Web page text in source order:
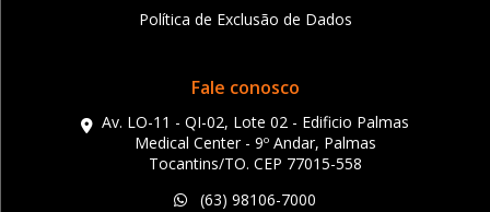
Política de Exclusão de Dados
Fale conosco
Av. LO-11 - QI-02, Lote 02 - Edificio Palmas
Medical Center - 9º Andar, Palmas
Tocantins/TO. CEP 77015-558
(63) 98106-7000